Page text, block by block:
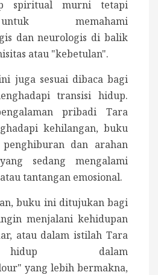
spiritual murni tetapi
memahami
dan neurologis di balik
atau "kebetulan".
juga sesuai dibaca bagi
transisi hidup.
pribadi Tara
kehilangan, buku
dan arahan
sedang mengalami
tantangan emosional.
buku ini ditujukan bagi
menjalani kehidupan
atau dalam istilah Tara
dalam
yang lebih bermakna,